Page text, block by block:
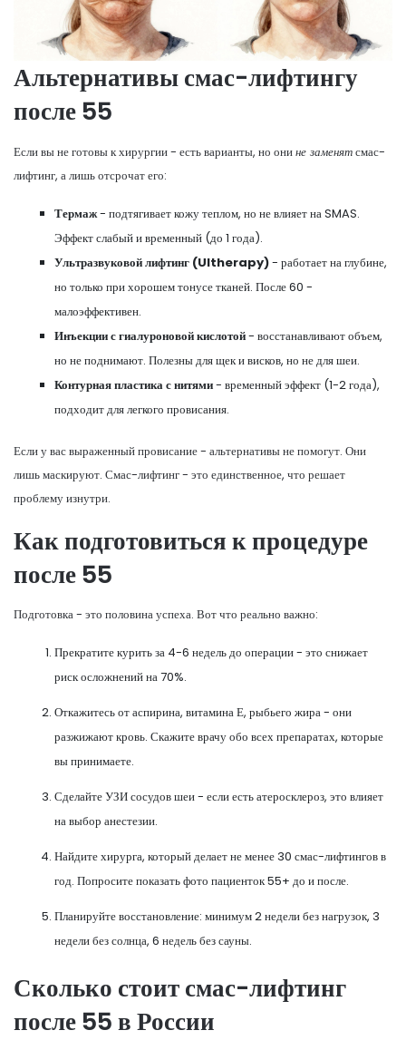
Альтернативы смас-лифтингу
после 55
Если вы не готовы к хирургии - есть варианты, но онине заменятсмас-
лифтинг, а лишь отсрочат его:
Термаж- подтягивает кожу теплом, но не влияет на SMAS.
Эффект слабый и временный (до 1 года).
Ультразвуковой лифтинг (Ultherapy)- работает на глубине,
но только при хорошем тонусе тканей. После 60 -
малоэффективен.
Инъекции с гиалуроновой кислотой- восстанавливают объем,
но не поднимают. Полезны для щек и висков, но не для шеи.
Контурная пластика с нитями- временный эффект (1-2 года),
подходит для легкого провисания.
Если у вас выраженный провисание - альтернативы не помогут. Они
лишь маскируют. Смас-лифтинг - это единственное, что решает
проблему изнутри.
Как подготовиться к процедуре
после 55
Подготовка - это половина успеха. Вот что реально важно:
Прекратите курить за 4-6 недель до операции - это снижает
риск осложнений на 70%.
Откажитесь от аспирина, витамина Е, рыбьего жира - они
разжижают кровь. Скажите врачу обо всех препаратах, которые
вы принимаете.
Сделайте УЗИ сосудов шеи - если есть атеросклероз, это влияет
на выбор анестезии.
Найдите хирурга, который делает не менее 30 смас-лифтингов в
год. Попросите показать фото пациенток 55+ до и после.
Планируйте восстановление: минимум 2 недели без нагрузок, 3
недели без солнца, 6 недель без сауны.
Сколько стоит смас-лифтинг
после 55 в России